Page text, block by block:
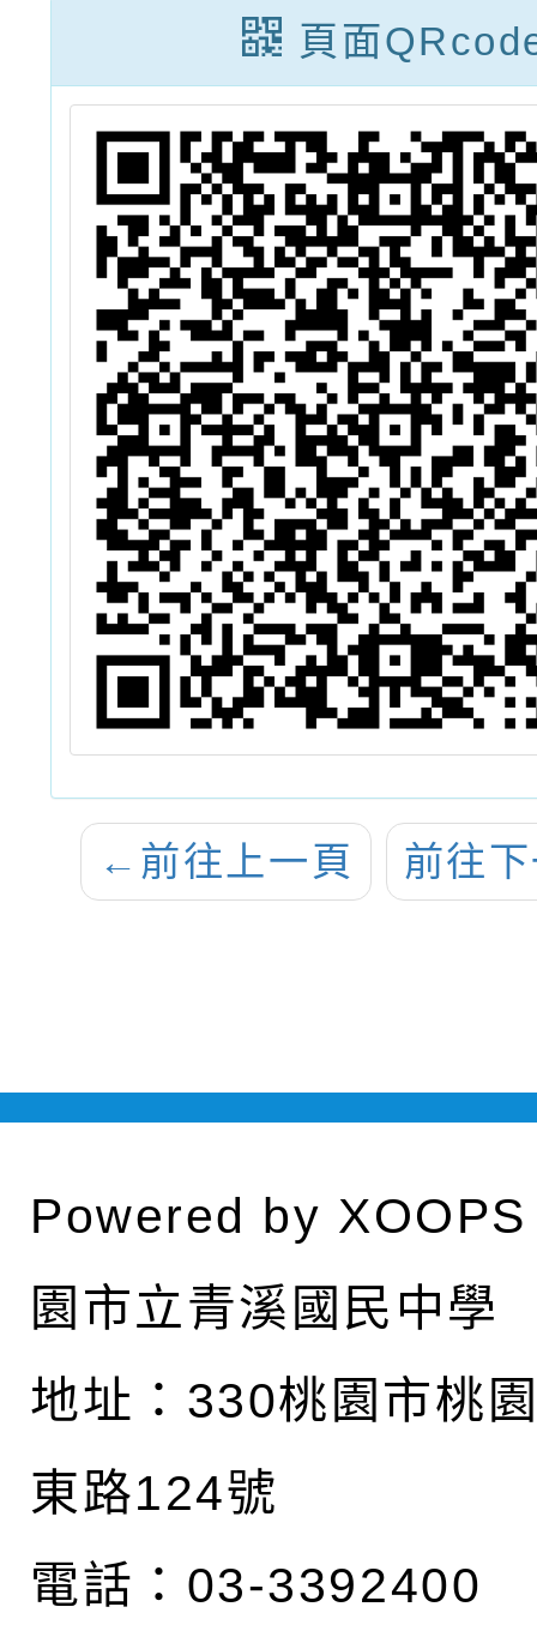
界壯
志工
及常
1份
頁面
← 前往上一頁 前往
Powered by XOOPS
園市立青溪國民中學
地址： 330桃園市桃
東路124號
電話：03-3392400